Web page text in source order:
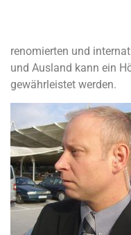
renomierten und
und Ausland kann ein
gewährleistet werden.